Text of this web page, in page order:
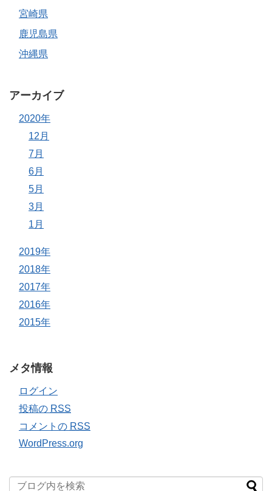
宮崎県
鹿児島県
沖縄県
アーカイブ
2020年
12月
7月
6月
5月
3月
1月
2019年
2018年
2017年
2016年
2015年
メタ情報
ログイン
投稿の RSS
コメントの RSS
WordPress.org